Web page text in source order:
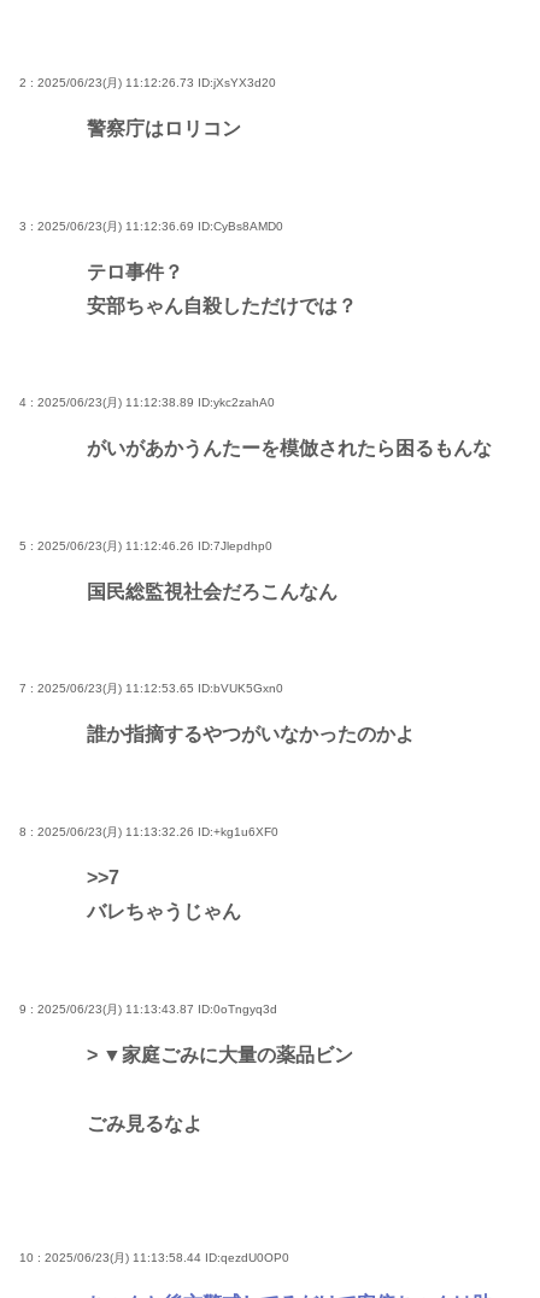
2 : 2025/06/23(月) 11:12:26.73 ID:jXsYX3d20
警察庁はロリコン
3 : 2025/06/23(月) 11:12:36.69 ID:CyBs8AMD0
テロ事件？
安部ちゃん自殺しただけでは？
4 : 2025/06/23(月) 11:12:38.89 ID:ykc2zahA0
がいがあかうんたーを模倣されたら困るもんな
5 : 2025/06/23(月) 11:12:46.26 ID:7Jlepdhp0
国民総監視社会だろこんなん
7 : 2025/06/23(月) 11:12:53.65 ID:bVUK5Gxn0
誰か指摘するやつがいなかったのかよ
8 : 2025/06/23(月) 11:13:32.26 ID:+kg1u6XF0
>>7
バレちゃうじゃん
9 : 2025/06/23(月) 11:13:43.87 ID:0oTngyq3d
> ▼家庭ごみに大量の薬品ビン
ごみ見るなよ
10 : 2025/06/23(月) 11:13:58.44 ID:qezdU0OP0